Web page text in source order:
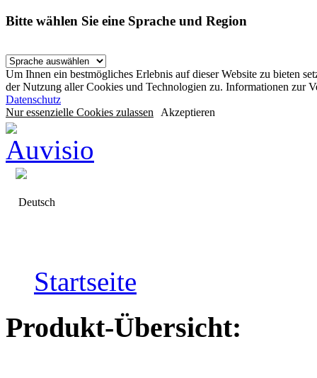
Bitte wählen Sie eine Sprache und Region
Um Ihnen ein bestmögliches Erlebnis auf dieser Website zu bieten
der Nutzung aller Cookies und Technologien zu. Informationen zur
Datenschutz
Nur essenzielle Cookies zulassen Akzeptieren
Deutsch
Startseite
Produkt-Übersicht: